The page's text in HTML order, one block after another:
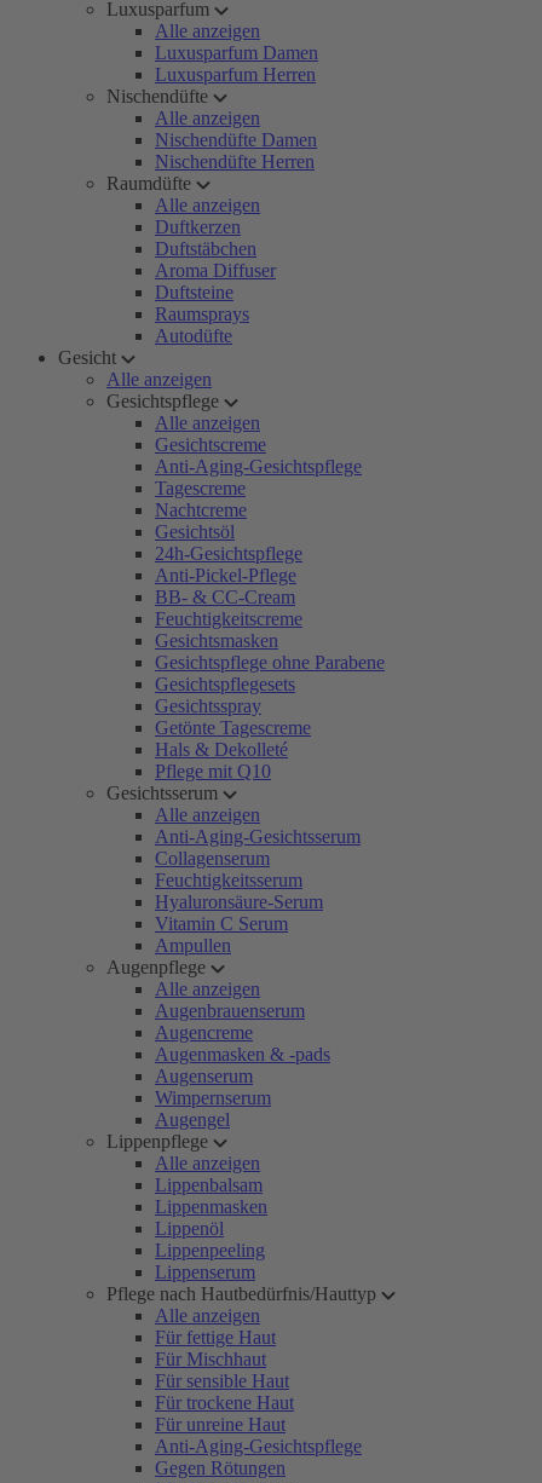
Luxusparfum
Alle anzeigen
Luxusparfum Damen
Luxusparfum Herren
Nischendüfte
Alle anzeigen
Nischendüfte Damen
Nischendüfte Herren
Raumdüfte
Alle anzeigen
Duftkerzen
Duftstäbchen
Aroma Diffuser
Duftsteine
Raumsprays
Autodüfte
Gesicht
Alle anzeigen
Gesichtspflege
Alle anzeigen
Gesichtscreme
Anti-Aging-Gesichtspflege
Tagescreme
Nachtcreme
Gesichtsöl
24h-Gesichtspflege
Anti-Pickel-Pflege
BB- & CC-Cream
Feuchtigkeitscreme
Gesichtsmasken
Gesichtspflege ohne Parabene
Gesichtspflegesets
Gesichtsspray
Getönte Tagescreme
Hals & Dekolleté
Pflege mit Q10
Gesichtsserum
Alle anzeigen
Anti-Aging-Gesichtsserum
Collagenserum
Feuchtigkeitsserum
Hyaluronsäure-Serum
Vitamin C Serum
Ampullen
Augenpflege
Alle anzeigen
Augenbrauenserum
Augencreme
Augenmasken & -pads
Augenserum
Wimpernserum
Augengel
Lippenpflege
Alle anzeigen
Lippenbalsam
Lippenmasken
Lippenöl
Lippenpeeling
Lippenserum
Pflege nach Hautbedürfnis/Hauttyp
Alle anzeigen
Für fettige Haut
Für Mischhaut
Für sensible Haut
Für trockene Haut
Für unreine Haut
Anti-Aging-Gesichtspflege
Gegen Rötungen